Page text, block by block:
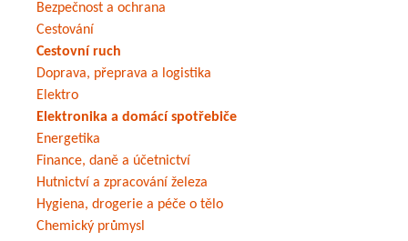
Bezpečnost a ochrana
Cestování
Cestovní ruch
Doprava, přeprava a logistika
Elektro
Elektronika a domácí spotřebiče
Energetika
Finance, daně a účetnictví
Hutnictví a zpracování železa
Hygiena, drogerie a péče o tělo
Chemický průmysl